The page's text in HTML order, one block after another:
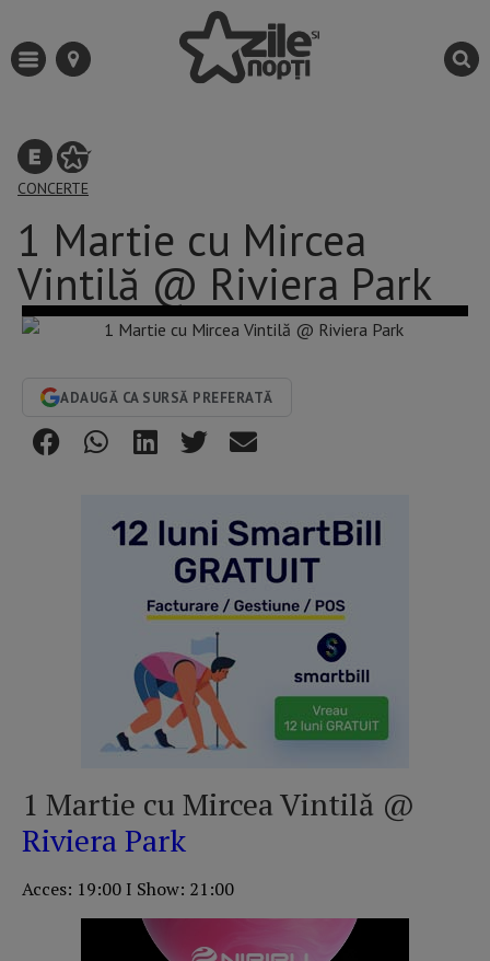
CONCERTE
1 Martie cu Mircea
Vintilă @ Riviera Park
ADAUGĂ CA SURSĂ PREFERATĂ
1 Martie cu Mircea Vintilă @
Riviera Park
Acces: 19:00 I Show: 21:00